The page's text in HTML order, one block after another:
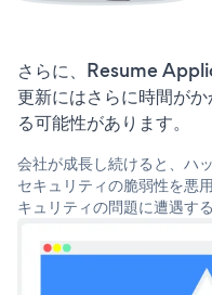
さらに、Resume
更新にはさらに時間が
る可能性があります。
会社が成長し続けると、ハ
セキュリティの脆弱性を悪
キュリティの問題に遭遇す